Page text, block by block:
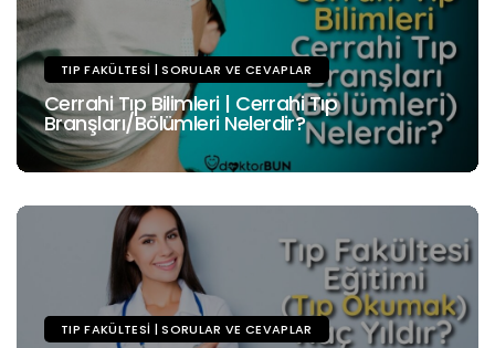
TIP FAKÜLTESI | SORULAR VE CEVAPLAR
Cerrahi Tıp Bilimleri | Cerrahi Tıp
Branşları/Bölümleri Nelerdir?
TIP FAKÜLTESI | SORULAR VE CEVAPLAR